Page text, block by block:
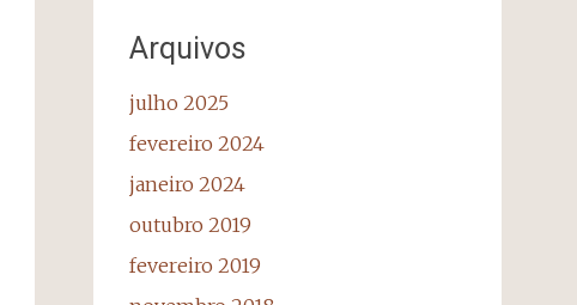
Arquivos
julho 2025
fevereiro 2024
janeiro 2024
outubro 2019
fevereiro 2019